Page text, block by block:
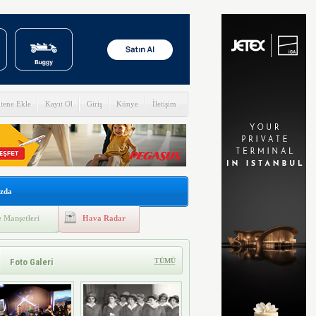
Ekle Kayıt Ol Giriş Künye İletişim
Manşetleri Hava Radar
Foto Galeri TÜMÜ